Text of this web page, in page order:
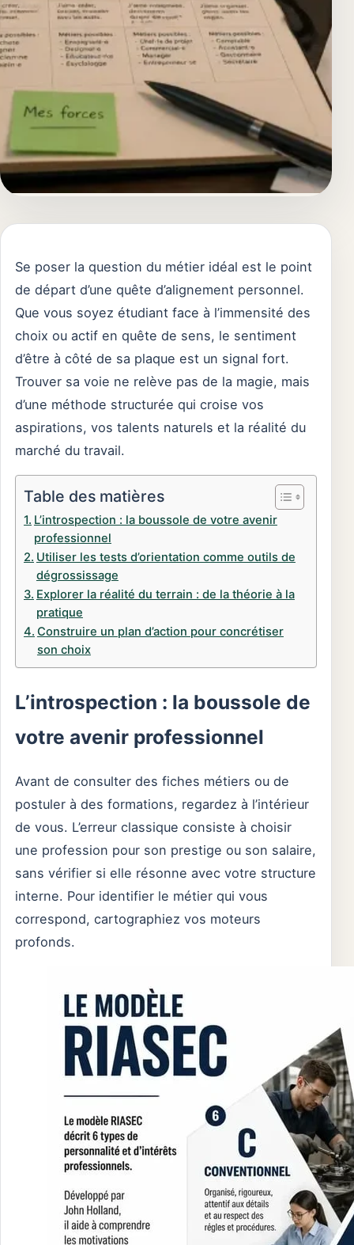
Se poser la question du métier idéal est le point
de départ d’une quête d’alignement personnel.
Que vous soyez étudiant face à l’immensité des
choix ou actif en quête de sens, le sentiment
d’être à côté de sa plaque est un signal fort.
Trouver sa voie ne relève pas de la magie, mais
d’une méthode structurée qui croise vos
aspirations, vos talents naturels et la réalité du
marché du travail.
Table des matières
L’introspection : la boussole de votre avenir
professionnel
Utiliser les tests d’orientation comme outils de
dégrossissage
Explorer la réalité du terrain : de la théorie à la
pratique
Construire un plan d’action pour concrétiser
son choix
L’introspection : la boussole de
votre avenir professionnel
Avant de consulter des fiches métiers ou de
postuler à des formations, regardez à l’intérieur
de vous. L’erreur classique consiste à choisir
une profession pour son prestige ou son salaire,
sans vérifier si elle résonne avec votre structure
interne. Pour identifier le métier qui vous
correspond, cartographiez vos moteurs
profonds.